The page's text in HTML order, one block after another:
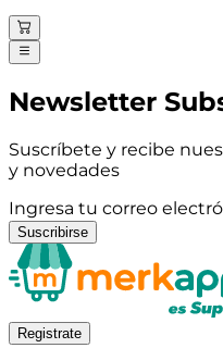
Newsletter
Suscríbete y recibe
y novedades
Ingresa tu correo
Suscribirse
Registrate